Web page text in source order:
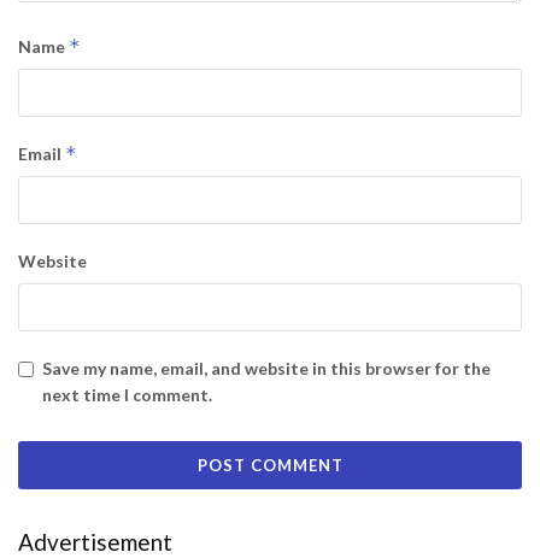
Name *
Email *
Website
Save my name, email, and website in this browser for the
next time I comment.
Advertisement